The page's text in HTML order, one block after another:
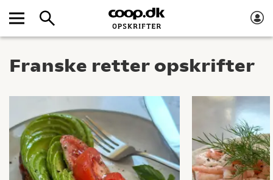
Franske retter opskrifter